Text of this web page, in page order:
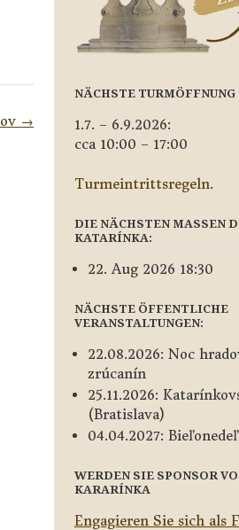
→
NÄCHSTE TURMÖFFNUNG
1.7. – 6.9.2026:
cca 10:00 – 17:00
Turmeintrittsregeln.
DIE NÄCHSTEN MASSEN
KATARÍNKA:
22. Aug 2026 18:30
NÄCHSTE ÖFFENTLICHE
VERANSTALTUNGEN:
22.08.2026: Noc
zrúcanín
25.11.2026:
(Bratislava)
04.04.2027:
WERDEN SIE SPONSOR
KARARÍNKA
Engagieren Sie sich als